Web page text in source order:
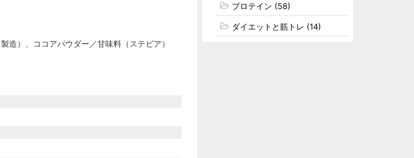
造）、ココアパウダー／甘味料（ステビア）
プロテイン (58)
ダイエットと筋トレ (14)